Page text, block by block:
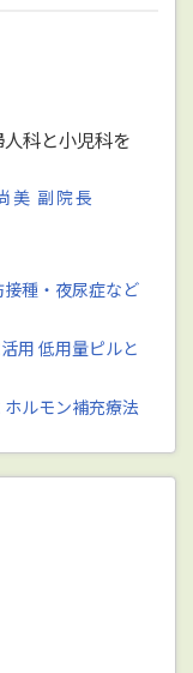
科と小児科を
美 副院長
種・夜尿症など
用 低用量ピルと
ルモン補充療法